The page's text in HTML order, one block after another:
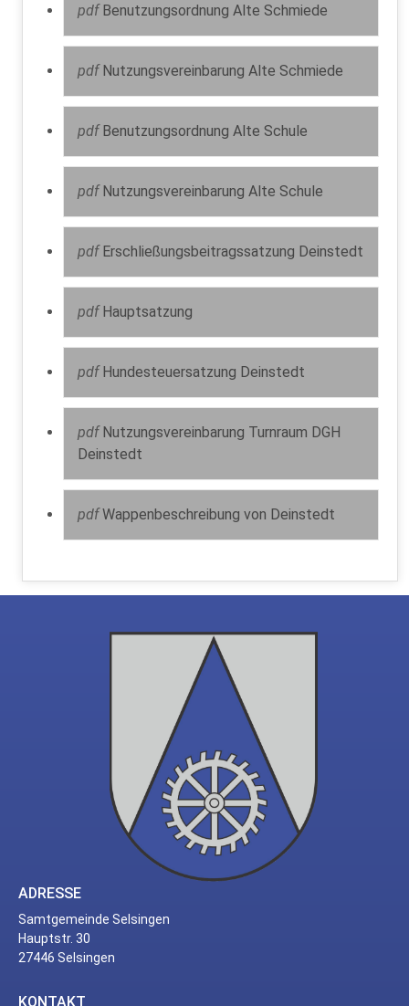
pdf Benutzungsordnung Alte Schmiede
pdf Nutzungsvereinbarung Alte Schmiede
pdf Benutzungsordnung Alte Schule
pdf Nutzungsvereinbarung Alte Schule
pdf Erschließungsbeitragssatzung Deinstedt
pdf Hauptsatzung
pdf Hundesteuersatzung Deinstedt
pdf Nutzungsvereinbarung Turnraum DGH
Deinstedt
pdf Wappenbeschreibung von Deinstedt
ADRESSE
Samtgemeinde Selsingen
Hauptstr. 30
27446 Selsingen
KONTAKT